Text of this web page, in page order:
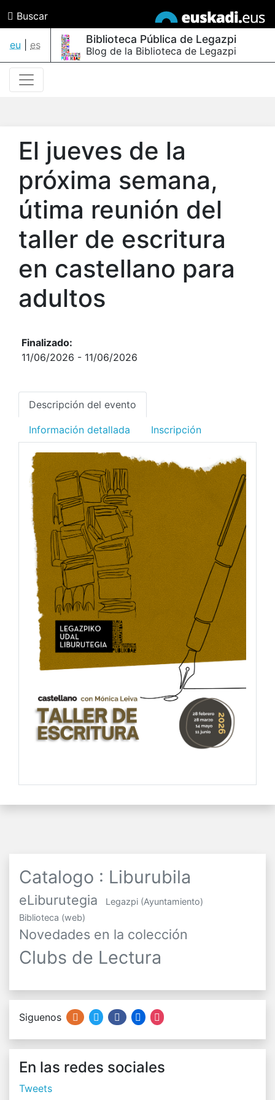
Buscar
eu es Biblioteca Pública de Legazpi
Blog de la Biblioteca de Legazpi
El jueves de la
próxima semana,
útima reunión del
taller de escritura
en castellano para
adultos
Finalizado:
11/06/2026 - 11/06/2026
Descripción del evento
Información detallada Inscripción
Catalogo : Liburubila
eLiburutegia
Legazpi (Ayuntamiento)
Biblioteca (web)
Novedades en la colección
Clubs de Lectura
Siguenos
En las redes sociales
Tweets